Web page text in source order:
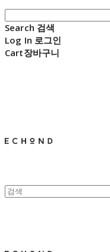
Search 검색
Log In 로그인
Cart장바구니